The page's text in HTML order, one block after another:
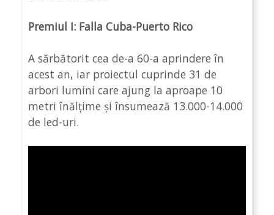
Premiul I: Falla Cuba-Puerto Rico
A sărbătorit cea de-a 60-a aprindere în
acest an, iar proiectul cuprinde 31 de
arbori lumini care ajung la aproape 10
metri înălțime și însumează 13.000-14.000
de led-uri.